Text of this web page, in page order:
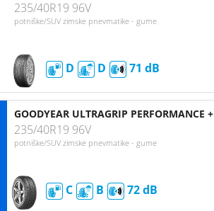
235/40R19 96V
potniške/SUV zimske pnevmatike - gume
D D 71
GOODYEAR ULTRAGRIP PERFORMANCE +
235/40R19 96V
potniške/SUV zimske pnevmatike - gume
C B 72